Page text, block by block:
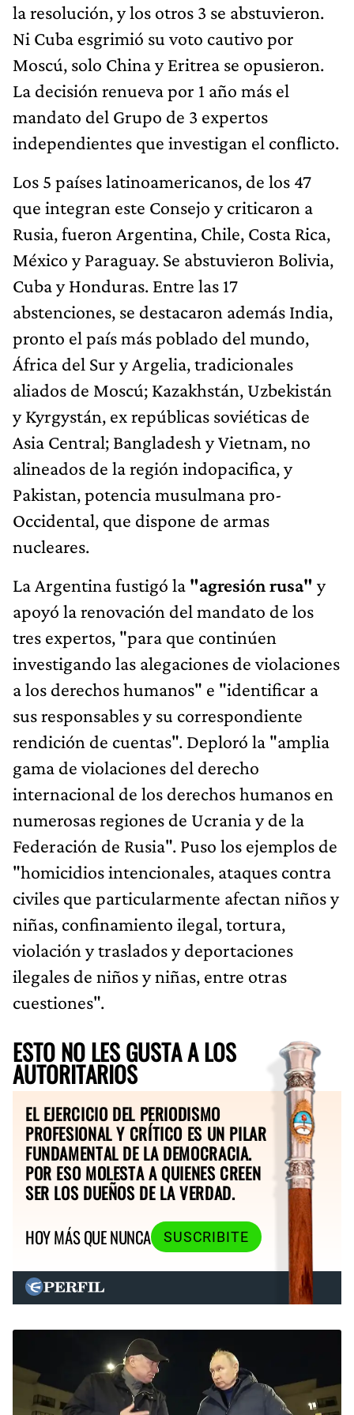
la resolución, y los otros 3 se abstuvieron.
Ni Cuba esgrimió su voto cautivo por
Moscú, solo China y Eritrea se opusieron.
La decisión renueva por 1 año más el
mandato del Grupo de 3 expertos
independientes que investigan el conflicto.
Los 5 países latinoamericanos, de los 47
que integran este Consejo y criticaron a
Rusia, fueron Argentina, Chile, Costa Rica,
México y Paraguay. Se abstuvieron Bolivia,
Cuba y Honduras. Entre las 17
abstenciones, se destacaron además India,
pronto el país más poblado del mundo,
África del Sur y Argelia, tradicionales
aliados de Moscú; Kazakhstán, Uzbekistán
y Kyrgystán, ex repúblicas soviéticas de
Asia Central; Bangladesh y Vietnam, no
alineados de la región indopacifica, y
Pakistan, potencia musulmana pro-
Occidental, que dispone de armas
nucleares.
La Argentina fustigó la "agresión rusa" y
apoyó la renovación del mandato de los
tres expertos, "para que continúen
investigando las alegaciones de violaciones
a los derechos humanos" e "identificar a
sus responsables y su correspondiente
rendición de cuentas". Deploró la "amplia
gama de violaciones del derecho
internacional de los derechos humanos en
numerosas regiones de Ucrania y de la
Federación de Rusia". Puso los ejemplos de
"homicidios intencionales, ataques contra
civiles que particularmente afectan niños y
niñas, confinamiento ilegal, tortura,
violación y traslados y deportaciones
ilegales de niños y niñas, entre otras
cuestiones".
ESTO NO LES GUSTA A LOS
AUTORITARIOS
EL EJERCICIO DEL PERIODISMO
PROFESIONAL Y CRÍTICO ES UN PILAR
FUNDAMENTAL DE LA DEMOCRACIA.
POR ESO MOLESTA A QUIENES CREEN
SER LOS DUEÑOS DE LA VERDAD.
HOY MÁS QUE NUNCA
SUSCRIBITE